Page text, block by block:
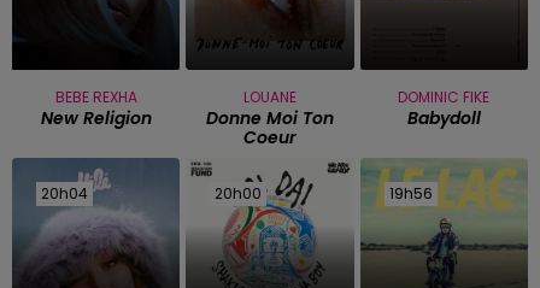
BEBE REXHA
New Religion
LOUANE
Donne Moi Ton
Coeur
DOMINIC FIKE
Babydoll
20h04
20h04 20h00
20h00 19h56
19h56